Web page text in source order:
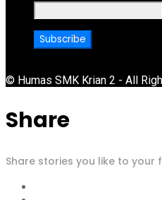
© Humas SMK Krian 2 - All
Share
Share stories you like to your